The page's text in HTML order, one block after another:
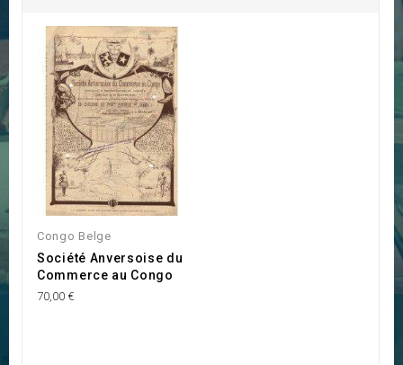
Congo Belge
Société Anversoise du
Commerce au Congo
70,00 €